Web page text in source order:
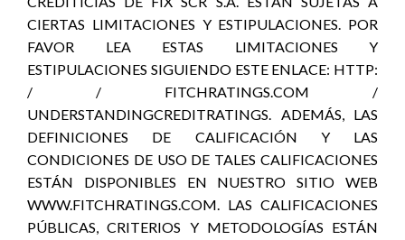
CIERTAS LIMITACIONES Y ESTIPULACIONES. POR
FAVOR LEA ESTAS LIMITACIONES Y
ESTIPULACIONES SIGUIENDO ESTE ENLACE: HTTP:
/ / FITCHRATINGS.COM /
UNDERSTANDINGCREDITRATINGS. ADEMÁS, LAS
DEFINICIONES DE CALIFICACIÓN Y LAS
CONDICIONES DE USO DE TALES CALIFICACIONES
ESTÁN DISPONIBLES EN NUESTRO SITIO WEB
WWW.FITCHRATINGS.COM. LAS CALIFICACIONES
PÚBLICAS, CRITERIOS Y METODOLOGÍAS ESTÁN